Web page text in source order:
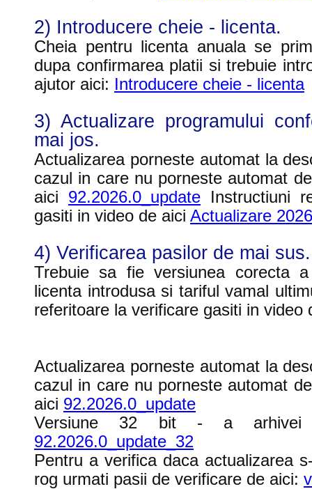
2) Introducere cheie - licenta.
Cheia pentru licenta anuala se
dupa confirmarea platii si trebuie
ajutor aici: Introducere cheie - licenta
3) Actualizare programului
mai jos.
Actualizarea porneste automat la
cazul in care nu porneste automat
aici 92.2026.0_update Instructiuni
gasiti in video de aici Actualizare 2026
4) Verificarea pasilor de mai
Trebuie sa fie versiunea corecta
licenta introdusa si tariful vamal
referitoare la verificare gasiti in video
Actualizarea porneste automat la
cazul in care nu porneste automat
aici 92.2026.0_update
Versiune 32 bit - a arhivei
92.2026.0_update_32
Pentru a verifica daca actualizarea
rog urmati pasii de verificare de aici: